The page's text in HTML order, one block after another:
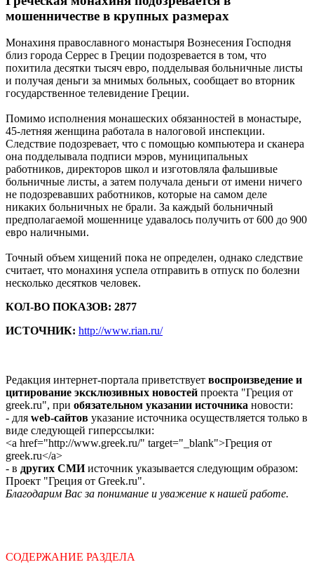
мошенничестве в крупных размерах
Монахиня православного монастыря Вознесения Господня
близ города Серрес в Греции подозревается в том, что
похитила десятки тысяч евро, подделывая больничные листы
и получая деньги за мнимых больных, сообщает во вторник
государственное телевидение Греции.
Помимо исполнения монашеских обязанностей в монастыре,
45-летняя женщина работала в налоговой инспекции.
Следствие подозревает, что с помощью компьютера и сканера
она подделывала подписи мэров, муниципальных
работников, директоров школ и изготовляла фальшивые
больничные листы, а затем получала деньги от имени ничего
не подозревавших работников, которые на самом деле
никаких больничных не брали. За каждый больничный
предполагаемой мошеннице удавалось получить от 600 до 900
евро наличными.
Точный объем хищений пока не определен, однако следствие
считает, что монахиня успела отправить в отпуск по болезни
несколько десятков человек.
КОЛ-ВО ПОКАЗОВ: 2877
ИСТОЧНИК: http://www.rian.ru/
Редакция интернет-портала приветствует воспроизведение и
цитирование эксклюзивных новостей проекта "Греция от
greek.ru", при обязательном указании источника новости:
- для web-сайтов указание источника осуществляется только в
виде следующей гиперссылки:
<a href="http://www.greek.ru/" target="_blank">Греция от
greek.ru</a>
- в других СМИисточник указывается следующим образом:
Проект "Греция от Greek.ru".
Благодарим Вас за понимание и уважение к нашей работе.
СОДЕРЖАНИЕ РАЗДЕЛА